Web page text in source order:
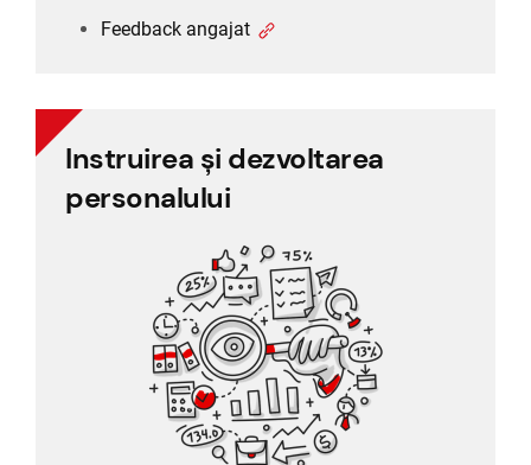
Feedback angajat
Instruirea și dezvoltarea
personalului
Instruirea și dezvoltarea
Evaluare 360 de grade
Evaluarea performanței
Training management
Feedback angajat
„HRmaster